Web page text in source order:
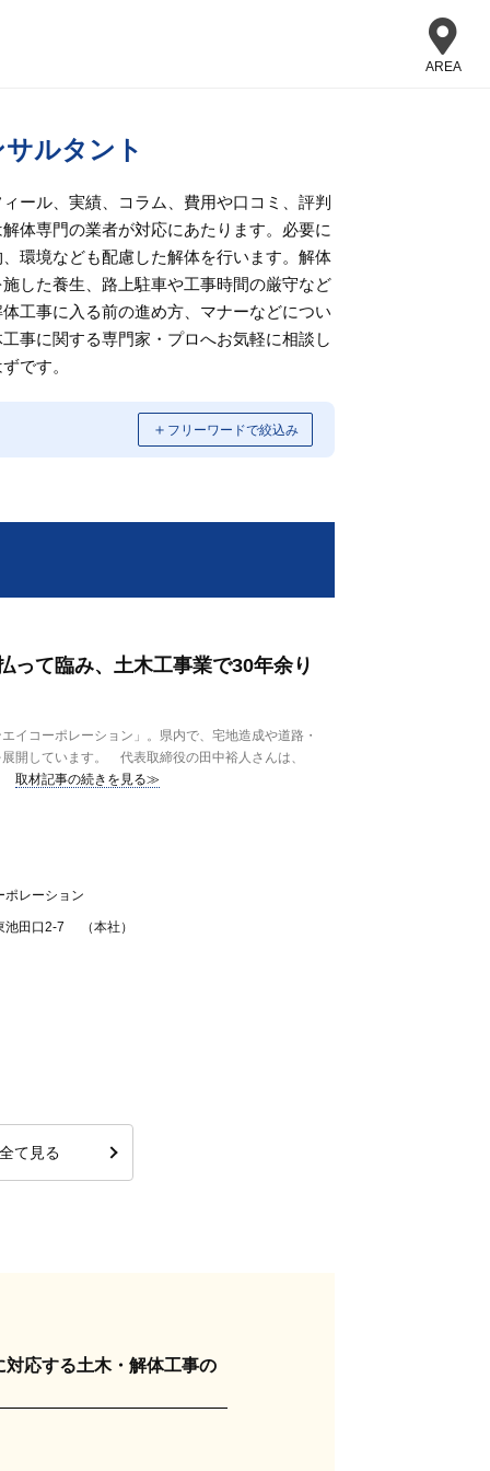
AREA
ルタント
ール、実績、コラム、費用や口コミ、評判
体専門の業者が対応にあたります。必要に
環境なども配慮した解体を行います。解体
した養生、路上駐車や工事時間の厳守など
工事に入る前の進め方、マナーなどについ
事に関する専門家・プロへお気軽に相談し
です。
＋ フリーワードで絞込み
って臨み、土木工事業で30年余り
イコーポレーション」。県内で、宅地造成や道路・
開しています。 代表取締役の田中裕人さんは、
取材記事の続きを見る≫
ポレーション
池田口2-7 （本社）
て見る
応する土木・解体工事の